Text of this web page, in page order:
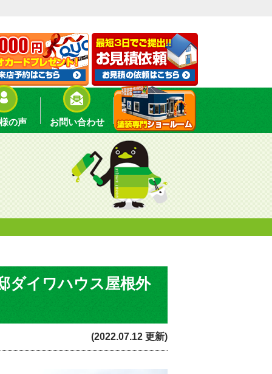
の声 お問い合わせ
ダイワハウス屋根外
(2022.07.12 更新)